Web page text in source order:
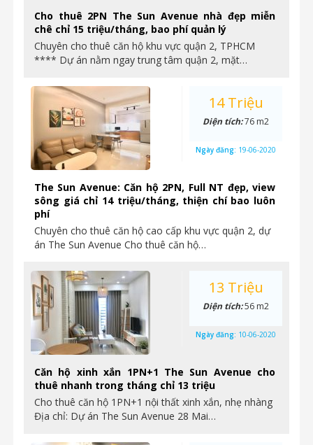
Cho thuê 2PN The Sun Avenue nhà đẹp miễn
chê chỉ 15 triệu/tháng, bao phí quản lý
Chuyên cho thuê căn hộ khu vực quận 2, TPHCM
**** Dự án nằm ngay trung tâm quận 2, mặt…
The Sun Avenue: Căn hộ 2PN, Full NT đẹp, view
sông giá chỉ 14 triệu/tháng, thiện chí bao luôn
phí
Chuyên cho thuê căn hộ cao cấp khu vực quận 2, dự
án The Sun Avenue Cho thuê căn hộ…
14 Triệu
Diện tích:76 m2
Ngày đăng: 19-06-2020
Căn hộ xinh xắn 1PN+1 The Sun Avenue cho
thuê nhanh trong tháng chỉ 13 triệu
Cho thuê căn hộ 1PN+1 nội thất xinh xắn, nhẹ nhàng
Địa chỉ: Dự án The Sun Avenue 28 Mai…
13 Triệu
Diện tích:56 m2
Ngày đăng: 10-06-2020